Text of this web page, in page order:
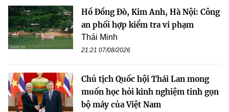
Hồ Đồng Đò, Kim Anh, Hà Nội: Công
an phối hợp kiểm tra vi phạm
Thái Minh
21:21 07/08/2026
Chủ tịch Quốc hội Thái Lan mong
muốn học hỏi kinh nghiệm tinh gọn
bộ máy của Việt Nam